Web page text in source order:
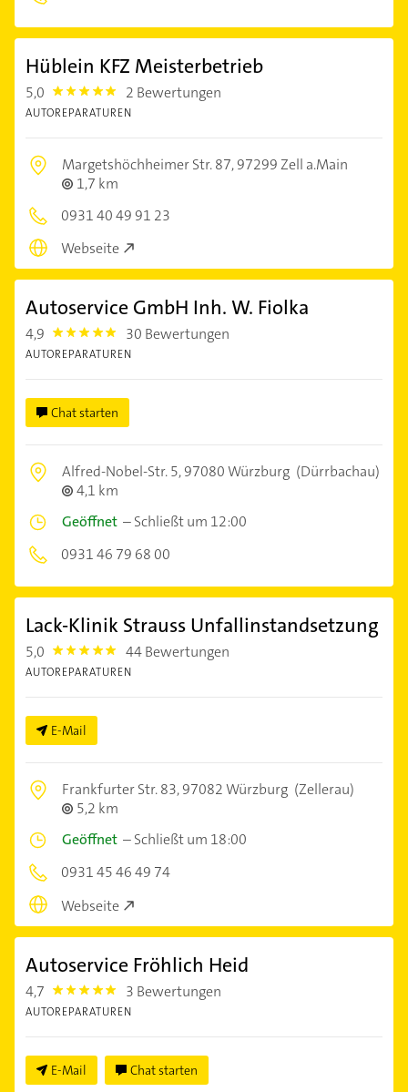
Hüblein KFZ Meisterbetrieb
5,0 5.0 2 Bewertungen
AUTOREPARATUREN
Margetshöchheimer Str. 87,97299 Zell a.Main
1,7 km
0931 40 49 91 23
Webseite
Autoservice GmbH Inh. W. Fiolka
4,9 4.9 30 Bewertungen
AUTOREPARATUREN
Chat starten
Alfred-Nobel-Str. 5,97080 Würzburg (Dürrbachau)
4,1 km
Geöffnet –Schließt um 12:00
0931 46 79 68 00
Lack-Klinik Strauss Unfallinstandsetzung
5,0 5.0 44 Bewertungen
AUTOREPARATUREN
E-Mail
Frankfurter Str. 83,97082 Würzburg (Zellerau)
5,2 km
Geöffnet –Schließt um 18:00
0931 45 46 49 74
Webseite
Autoservice Fröhlich Heid
4,7 4.7000003 3 Bewertungen
AUTOREPARATUREN
E-Mail Chat starten